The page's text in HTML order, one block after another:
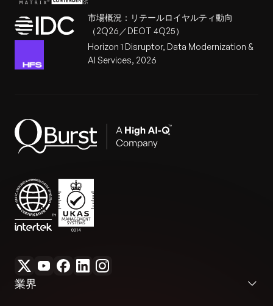
市場概況：リテールロイヤルティ動向
（2Q26／DEOT 4Q25）
Horizon 1 Disruptor, Data Modernization &
AI Services, 2026
業界